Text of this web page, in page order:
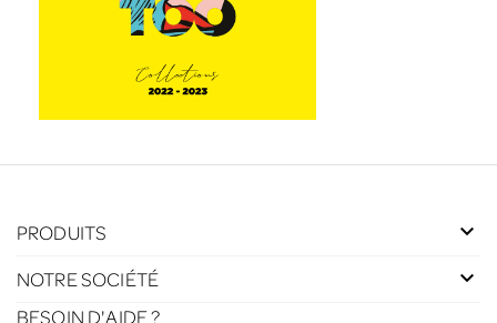
PRODUITS
NOTRE SOCIÉTÉ
BESOIN D'AIDE ?